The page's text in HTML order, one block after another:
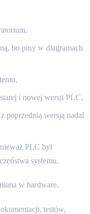
bo piny w diagramach
i nowej wersji PLC,
poprzednią wersją nadal
PLC był
systemu.
w hardware.
testów,